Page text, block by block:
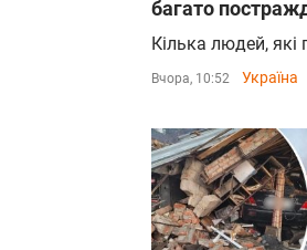
багато
Кілька людей,
Вчора, 10:52 Україна